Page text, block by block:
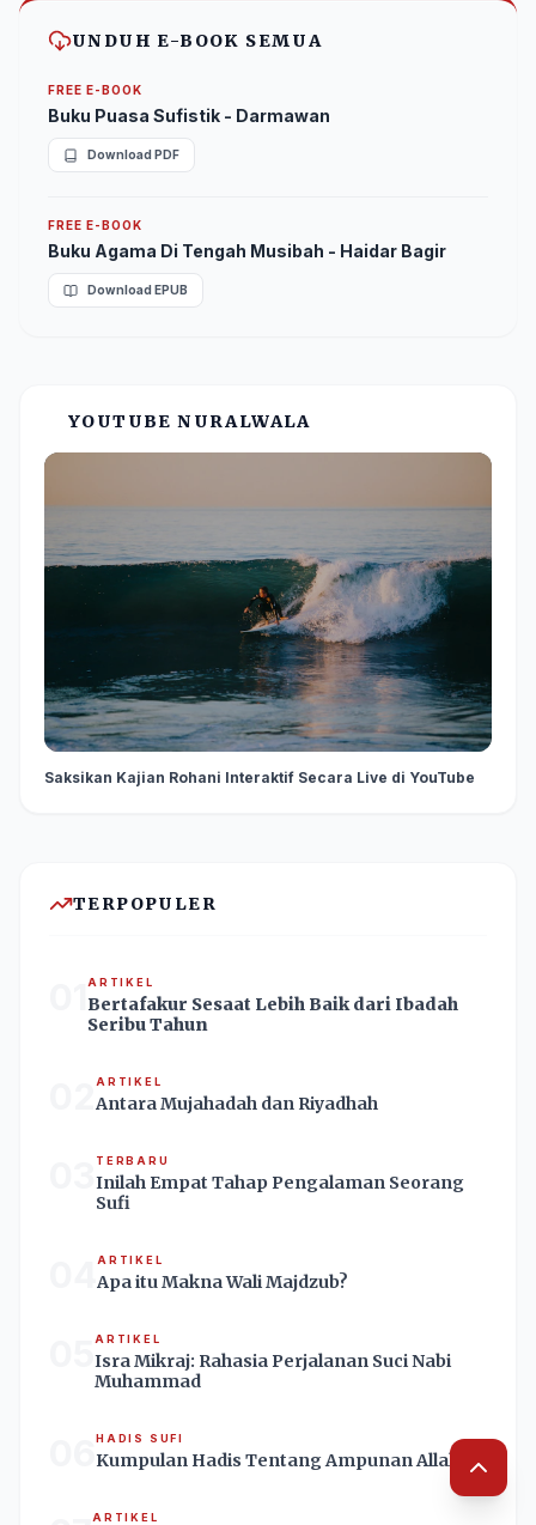
UNDUH E-BOOK SEMUA
FREE E-BOOK
Buku Puasa Sufistik - Darmawan
Download PDF
FREE E-BOOK
Buku Agama Di Tengah Musibah - Haidar Bagir
Download EPUB
YOUTUBE NURALWALA
Saksikan Kajian Rohani Interaktif Secara Live di YouTube
TERPOPULER
ARTIKEL
Bertafakur Sesaat Lebih Baik dari Ibadah
Seribu Tahun
ARTIKEL
Antara Mujahadah dan Riyadhah
TERBARU
Inilah Empat Tahap Pengalaman Seorang
Sufi
ARTIKEL
Apa itu Makna Wali Majdzub?
ARTIKEL
Isra Mikraj: Rahasia Perjalanan Suci Nabi
Muhammad
HADIS SUFI
Kumpulan Hadis Tentang Ampunan Allah
ARTIKEL